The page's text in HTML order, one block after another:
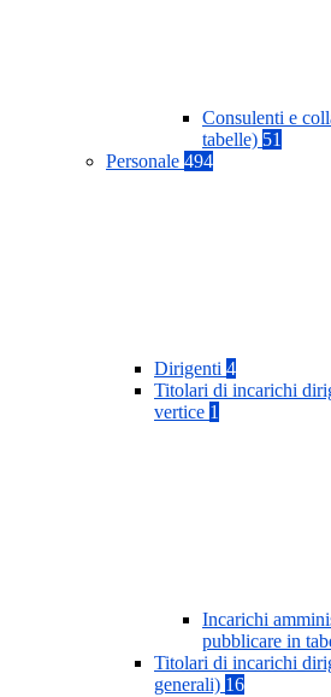
Consulenti e
tabelle) 51
Personale 494
Dirigenti 4
Titolari di incarichi
vertice 1
Incarichi
pubblicare in
Titolari di incarichi
generali) 16